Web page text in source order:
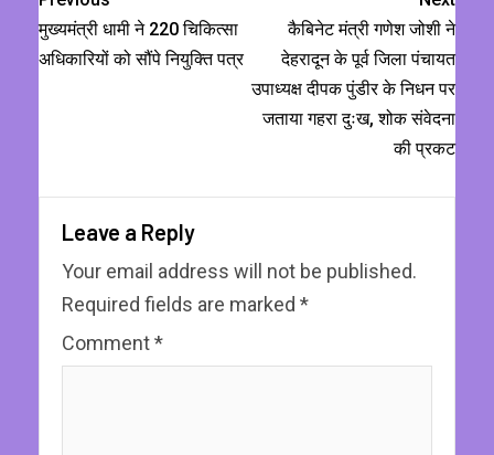
मुख्यमंत्री धामी ने 220 चिकित्सा
अधिकारियों को सौंपे नियुक्ति पत्र
कैबिनेट मंत्री गणेश जोशी ने
देहरादून के पूर्व जिला पंचायत
उपाध्यक्ष दीपक पुंडीर के निधन पर
जताया गहरा दुःख, शोक संवेदना
की प्रकट
Leave a Reply
Your email address will not be published.
Required fields are marked *
Comment*